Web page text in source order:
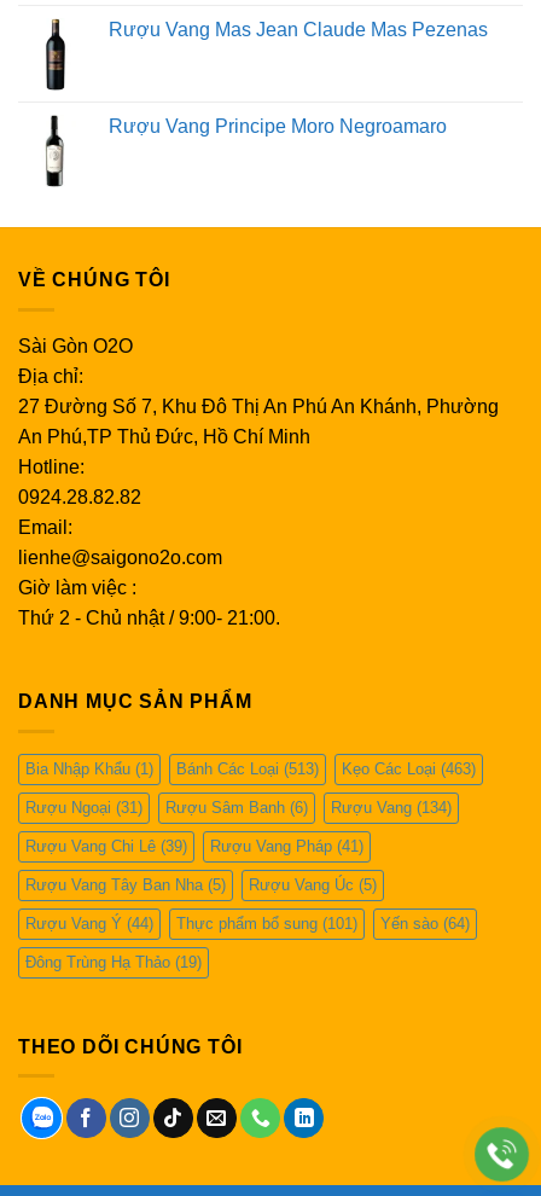
Rượu Vang Mas Jean Claude Mas Pezenas
Rượu Vang Principe Moro Negroamaro
VỀ CHÚNG TÔI
Sài Gòn O2O
Địa chỉ:
27 Đường Số 7, Khu Đô Thị An Phú An Khánh, Phường
An Phú,TP Thủ Đức, Hồ Chí Minh
Hotline:
0924.28.82.82
Email:
lienhe@saigono2o.com
Giờ làm việc :
Thứ 2 - Chủ nhật / 9:00- 21:00.
DANH MỤC SẢN PHẨM
Bia Nhập Khẩu (1) Bánh Các Loại (513) Kẹo Các Loại (463)
Rượu Ngoại (31) Rượu Sâm Banh (6) Rượu Vang (134)
Rượu Vang Chi Lê (39) Rượu Vang Pháp (41)
Rượu Vang Tây Ban Nha (5) Rượu Vang Úc (5)
Rượu Vang Ý (44) Thực phẩm bổ sung (101) Yến sào (64)
Đông Trùng Hạ Thảo (19)
THEO DÕI CHÚNG TÔI